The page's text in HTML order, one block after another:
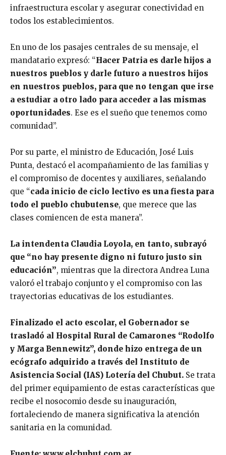
infraestructura escolar y asegurar conectividad en
todos los establecimientos.
En uno de los pasajes centrales de su mensaje, el
mandatario expresó: “Hacer Patria es darle hijos a
nuestros pueblos y darle futuro a nuestros hijos
en nuestros pueblos, para que no tengan que irse
a estudiar a otro lado para acceder a las mismas
oportunidades. Ese es el sueño que tenemos como
comunidad”.
Por su parte, el ministro de Educación, José Luis
Punta, destacó el acompañamiento de las familias y
el compromiso de docentes y auxiliares, señalando
que “cada inicio de ciclo lectivo es una fiesta para
todo el pueblo chubutense, que merece que las
clases comiencen de esta manera”.
La intendenta Claudia Loyola, en tanto, subrayó
que “no hay presente digno ni futuro justo sin
educación”, mientras que la directora Andrea Luna
valoró el trabajo conjunto y el compromiso con las
trayectorias educativas de los estudiantes.
Finalizado el acto escolar, el Gobernador se
trasladó al Hospital Rural de Camarones “Rodolfo
y Marga Bennewitz”, donde hizo entrega de un
ecógrafo adquirido a través del Instituto de
Asistencia Social (IAS) Lotería del Chubut. Se trata
del primer equipamiento de estas características que
recibe el nosocomio desde su inauguración,
fortaleciendo de manera significativa la atención
sanitaria en la comunidad.